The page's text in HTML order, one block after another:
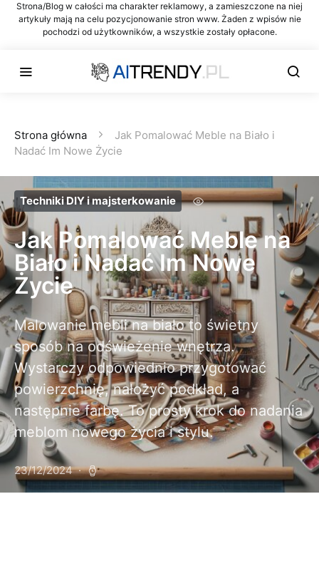
Strona/Blog w całości ma charakter reklamowy, a zamieszczone na niej
artykuły mają na celu pozycjonowanie stron www. Żaden z wpisów nie
pochodzi od użytkowników, a wszystkie zostały opłacone.
Strona główna
Jak Pomalować Meble na Biało i
Nadać Im Nowe Życie
Techniki DIY i majsterkowanie
Jak Pomalować Meble na
Biało i Nadać Im Nowe
Życie
Malowanie mebli na biało to świetny
sposób na odświeżenie wnętrza.
Wystarczy odpowiednio przygotować
powierzchnię, nałożyć podkład, a
następnie farbę. To prosty krok do nadania
meblom nowego życia i stylu.
23/12/2024